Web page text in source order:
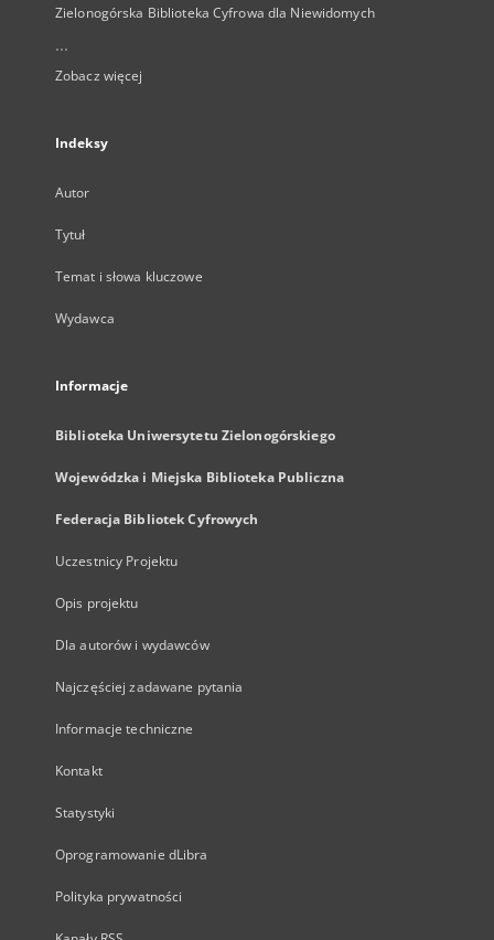
Zielonogórska Biblioteka Cyfrowa dla Niewidomych
...
Zobacz więcej
Indeksy
Autor
Tytuł
Temat i słowa kluczowe
Wydawca
Informacje
Biblioteka Uniwersytetu Zielonogórskiego
Wojewódzka i Miejska Biblioteka Publiczna
Federacja Bibliotek Cyfrowych
Uczestnicy Projektu
Opis projektu
Dla autorów i wydawców
Najczęściej zadawane pytania
Informacje techniczne
Kontakt
Statystyki
Oprogramowanie dLibra
Polityka prywatności